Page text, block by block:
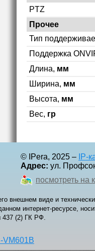
PTZ
Прочее
Тип
Поддержка
Длина, мм
Ширина, мм
Высота, мм
Вес, гр
© IPera, 2025 – IP-
Адрес: ул.
посмотреть на
внешнем виде и
интернет-ресурсе,
437 (2) ГК РФ.
VM601B